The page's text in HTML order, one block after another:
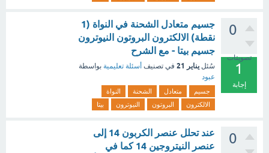
0
تصويتات
1
إجابة
جسيم متعادل الشحنة في النواة (1
نقطة) الالكترون البروتون النيوترون
جسيم بيتا - مع الشرح
سُئل يناير 21 في تصنيف أسئلة تعليمية بواسطة
عبود
جسيم متعادل الشحنة
النواة
الالكترون
البروتون النيوترون بيتا
0
عند تحلل عنصر الكربون 14 إلى
عنصر النيتروجين 14 كما في